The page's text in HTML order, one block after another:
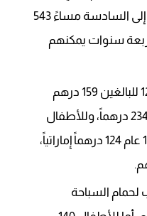
ساعات الذروة من 12 ظهراً إلى السادسة مساءً 543
سنوات يمكنهم
سعر تذكرة الطابق 125 + 124 للبالغين 159 درهم
إماراتي وفي ساعات الذروة 234 درهماً، وللأطفال
من عمر أربعة سنوات إلى 12 عام 124 درهماً إماراتياً،
السباحة